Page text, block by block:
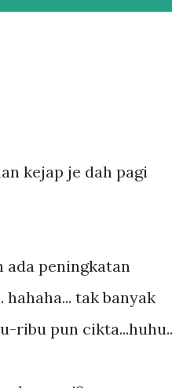
kejap je dah pagi
ada peningkatan
tak banyak
ribu pun